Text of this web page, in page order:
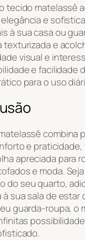
tecido matelassê
e
à sua casa ou
texturizada e
visual e
e facilidade
para o uso
combina
e
apreciada para
e moda.
do seu quarto,
sua sala de estar
guarda-roupa, o